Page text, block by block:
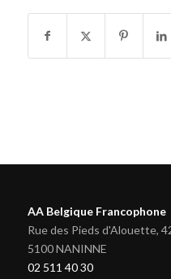
AA Belgique Francophone
Rue des Pieds d'Alouette,
5100 NANINNE
02 511 40 30